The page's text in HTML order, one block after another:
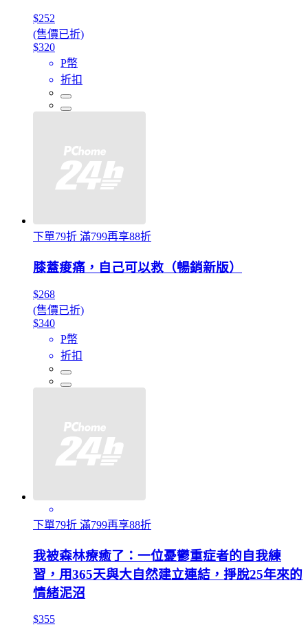
$252
(售價已折)
$320
P幣
折扣
下單79折 滿799再享88折
膝蓋痠痛，自己可以救（暢銷新版）
$268
(售價已折)
$340
P幣
折扣
下單79折 滿799再享88折
我被森林療癒了：一位憂鬱重症者的自我練
習，用365天與大自然建立連結，掙脫25年來的
情緒泥沼
$355